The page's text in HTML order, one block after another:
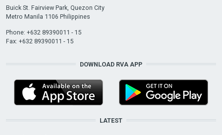
Buick St. Fairview Park, Quezon City
Metro Manila 1106 Philippines
Phone: +632 89390011 - 15
Fax: +632 89390011 - 15
DOWNLOAD RVA APP
LATEST